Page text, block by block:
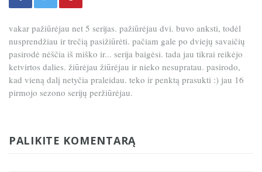
vakar pažiūrėjau net 5 serijas. pažiūrėjau dvi. buvo anksti, todėl
nusprendžiau ir trečią pasižiūrėti. pačiam gale po dviejų savaičių
pasirodė nėščia iš miško ir... serija baigėsi. tada jau tikrai reikėjo
ketvirtos dalies. žiūrėjau žiūrėjau ir nieko nesupratau. pasirodo,
kad vieną dalį netyčia praleidau. teko ir penktą prasukti :) jau 16
pirmojo sezono serijų peržiūrėjau.
PALIKITE KOMENTARĄ